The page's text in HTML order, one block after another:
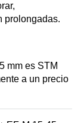
prolongadas.
mm es STM
a un precio